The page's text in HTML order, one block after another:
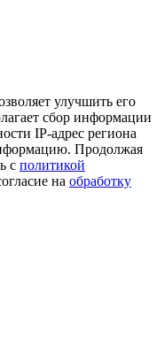
улучшить его
сбор информации
IP-адрес региона
Продолжая
с политикой
на обработку